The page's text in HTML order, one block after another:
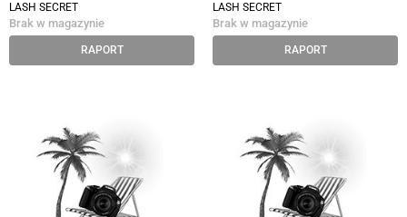
LASH SECRET
Brak w magazynie
RAPORT
LASH SECRET
Brak w magazynie
RAPORT